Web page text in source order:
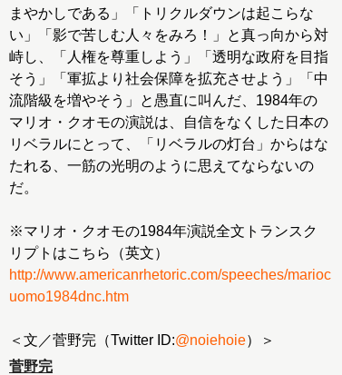
まやかしである」「トリクルダウンは起こらな
い」「影で苦しむ人々をみろ！」と真っ向から対
峙し、「人権を尊重しよう」「透明な政府を目指
そう」「軍拡より社会保障を拡充させよう」「中
流階級を増やそう」と愚直に叫んだ、1984年の
マリオ・クオモの演説は、自信をなくした日本の
リベラルにとって、「リベラルの灯台」からはな
たれる、一筋の光明のように思えてならないの
だ。
※マリオ・クオモの1984年演説全文トランスク
http://www.americanrhetoric.com/speeches/marioc
uomo1984dnc.htm
＜文／菅野完（Twitter ID:@noiehoie）＞
菅野完